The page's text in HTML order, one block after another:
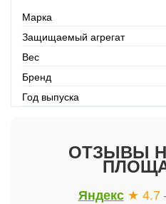
Марка
Защищаемый агрегат
Вес
Бренд
Год выпуска
ОТЗЫВЫ
Яндекс ★ 4.7